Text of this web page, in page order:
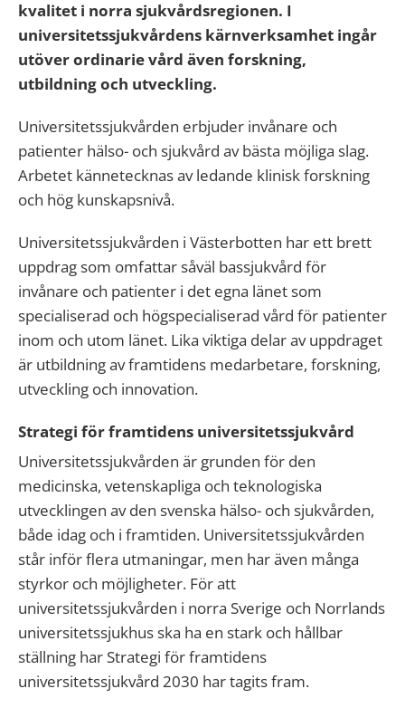
kvalitet i norra sjukvårdsregionen. I
universitetssjukvårdens kärnverksamhet ingår
utöver ordinarie vård även forskning,
utbildning och utveckling.
Universitetssjukvården erbjuder invånare och
patienter hälso- och sjukvård av bästa möjliga slag.
Arbetet kännetecknas av ledande klinisk forskning
och hög kunskapsnivå.
Universitetssjukvården i Västerbotten har ett brett
uppdrag som omfattar såväl bassjukvård för
invånare och patienter i det egna länet som
specialiserad och högspecialiserad vård för patienter
inom och utom länet. Lika viktiga delar av uppdraget
är utbildning av framtidens medarbetare, forskning,
utveckling och innovation.
Strategi för framtidens universitetssjukvård
Universitetssjukvården är grunden för den
medicinska, vetenskapliga och teknologiska
utvecklingen av den svenska hälso- och sjukvården,
både idag och i framtiden. Universitetssjukvården
står inför flera utmaningar, men har även många
styrkor och möjligheter. För att
universitetssjukvården i norra Sverige och Norrlands
universitetssjukhus ska ha en stark och hållbar
ställning har Strategi för framtidens
universitetssjukvård 2030 har tagits fram.